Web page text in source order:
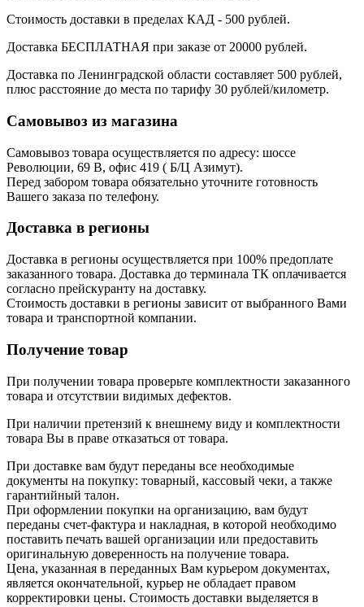
Стоимость доставки в пределах КАД - 500 рублей.
Доставка БЕСПЛАТНАЯ при заказе от 20000 рублей.
Доставка по Ленинградской области составляет 500 рублей,
плюс расстояние до места по тарифу 30 рублей/километр.
Самовывоз из магазина
Самовывоз товара осуществляется по адресу: шоссе
Революции, 69 В, офис 419 ( Б/Ц Азимут).
Перед забором товара обязательно уточните готовность
Вашего заказа по телефону.
Доставка в регионы
Доставка в регионы осуществляется при 100% предоплате
заказанного товара. Доставка до терминала ТК оплачивается
согласно прейскуранту на доставку.
Стоимость доставки в регионы зависит от выбранного Вами
товара и транспортной компании.
Получение товар
При получении товара проверьте комплектности заказанного
товара и отсутствии видимых дефектов.
При наличии претензий к внешнему виду и комплектности
товара Вы в праве отказаться от товара.
При доставке вам будут переданы все необходимые
документы на покупку: товарный, кассовый чеки, а также
гарантийный талон.
При оформлении покупки на организацию, вам будут
переданы счет-фактура и накладная, в которой необходимо
поставить печать вашей организации или предоставить
оригинальную доверенность на получение товара.
Цена, указанная в переданных Вам курьером документах,
является окончательной, курьер не обладает правом
корректировки цены. Стоимость доставки выделяется в